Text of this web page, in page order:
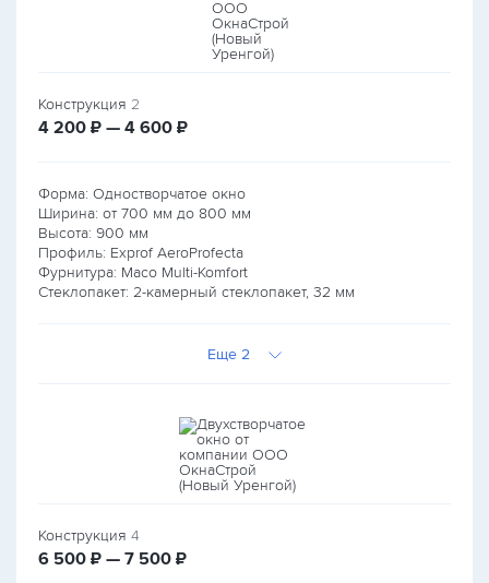
Конструкция 2
4 200 руб.
₽ — 4 600 руб.
₽
Форма: Одностворчатое окно
Ширина: от 700 мм до 800 мм
Высота: 900 мм
Профиль: Exprof AeroProfecta
Фурнитура: Maco Multi-Komfort
Стеклопакет: 2-камерный стеклопакет, 32 мм
Еще 2
Конструкция 4
6 500 руб.
₽ — 7 500 руб.
₽